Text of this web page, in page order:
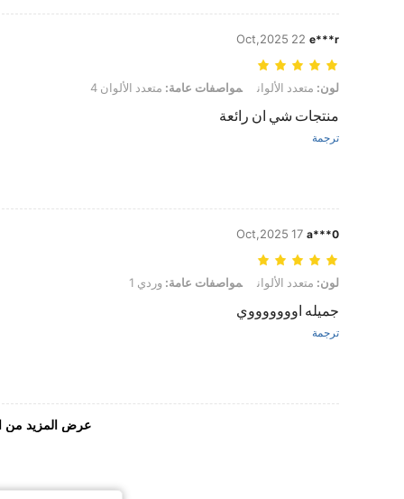
e***r
22 Oct,2025
لون: متعدد الألوان, مواصفات عامة: متعدد الألوان 4
لون: متعدد الألوان مواصفات عامة: متعدد الألوان 4
منتجات شي ان رائعة
ترجمة
a***0
17 Oct,2025
لون: متعدد الألوان, مواصفات عامة: وردي 1
لون: متعدد الألوان مواصفات عامة: وردي 1
جميله اوووووووي
ترجمة
عرض المزيد من